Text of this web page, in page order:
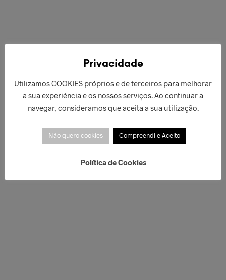
Privacidade
Utilizamos COOKIES próprios e de terceiros para melhorar
a sua experiência e os nossos serviços. Ao continuar a
navegar, consideramos que aceita a sua utilização.
Não quero cookies Compreendi e Aceito
Política de Cookies